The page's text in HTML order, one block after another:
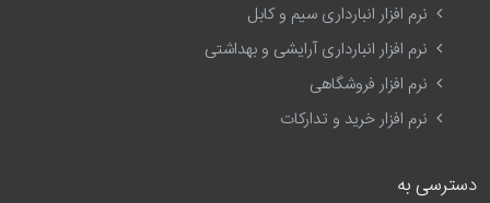
نرم افزار انبارداری سیم و کابل
نرم افزار انبارداری آرایشی و بهداشتی
نرم افزار فروشگاهی
نرم افزار خرید و تدارکات
دسترسی به